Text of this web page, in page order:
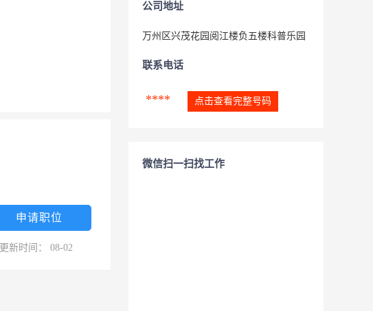
申请职位
更新时间： 08-02
公司地址
万州区兴茂花园阅江楼负五楼科普乐园
联系电话
**** 点击查看完整号码
微信扫一扫找工作